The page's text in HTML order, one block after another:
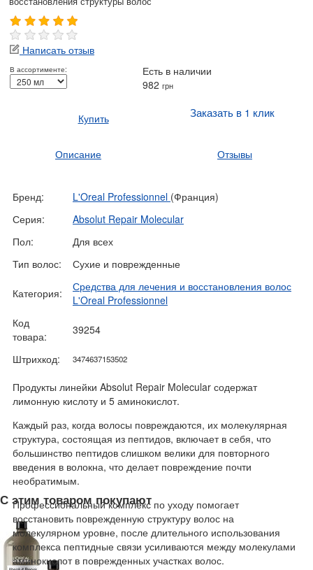
Написать отзыв
В ассортименте:
Есть в наличии
982 грн
Купить Заказать в 1 клик
Описание Отзывы
Бренд: L'Oreal Professionnel (Франция)
Серия:
Absolut Repair Molecular
Пол:
Для всех
Тип волос:
Сухие и поврежденные
Категория:
Средства для лечения и восстановления волос
L'Oreal Professionnel
Код
товара:
39254
Штрихкод: 3474637153502
Продукты линейки Absolut Repair Molecular содержат
лимонную кислоту и 5 аминокислот.
Каждый раз, когда волосы повреждаются, их молекулярная
структура, состоящая из пептидов, включает в себя, что
большинство пептидов слишком велики для повторного
введения в волокна, что делает повреждение почти
необратимым.
Профессиональный комплекс по уходу помогает
восстановить поврежденную структуру волос на
молекулярном уровне, после длительного использования
комплекса пептидные связи усиливаются между молекулами
аминокислот в поврежденных участках волос.
С этим товаром покупают